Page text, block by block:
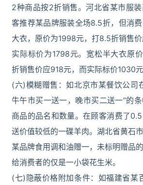
2种商品按2折销售。河北省某市服
客推荐某品牌服装全场8.5折，但消
大衣，原价为1998元，打8.5折销售
实际标价为1798元。宽松半大衣原
折销售价应918元，而实际标价1030元
(六)模糊赠售：如北京市某餐饮公司
牛午市买一送一，晚市买二送一”的
商品的品名和数量。在顾客消费了
送价值较低的一碟羊肉。湖北省黄石
某品牌食用调和油赠一，未标明赠品
给消费者的仅是一小袋花生米。
(七)隐蔽价格附加条件：如福建省某